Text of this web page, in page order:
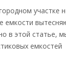
участке
емкости
в этой статье,
емкостей